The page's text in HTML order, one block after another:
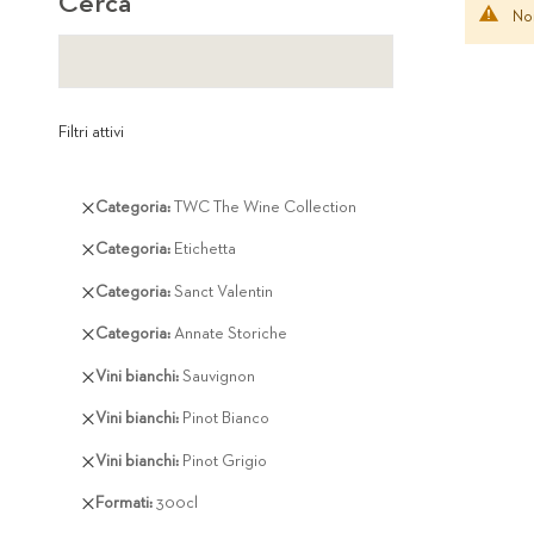
Filtri attivi
Categoria TWC The Wine Collection
Rimuovi
articolo
Categoria Etichetta
Rimuovi
articolo
Categoria Sanct Valentin
Rimuovi
articolo
Categoria Annate Storiche
Rimuovi
articolo
Vini bianchi Sauvignon
Rimuovi
articolo
Vini bianchi Pinot Bianco
Rimuovi
articolo
Vini bianchi Pinot Grigio
Rimuovi
articolo
Formati 300cl
Rimuovi